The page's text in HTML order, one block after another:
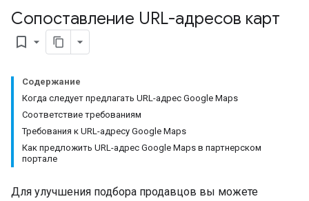
Сопоставление URL-адресов карт
bookmark_border
Содержание
Когда следует предлагать URL-адрес Google Maps
Соответствие требованиям
Требования к URL-адресу Google Maps
Как предложить URL-адрес Google Maps в партнерском
портале
Для улучшения подбора продавцов вы можете